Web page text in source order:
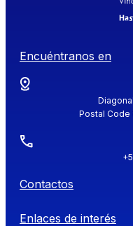
Encuéntranos en
Postal Code
Contactos
Enlaces de interés